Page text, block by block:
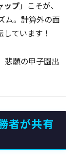
ップ」こそが、
ム。計算外の面
ています！
悲願の甲子園出
者が共有